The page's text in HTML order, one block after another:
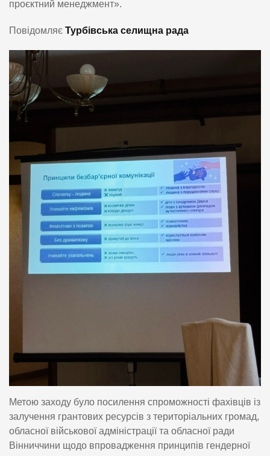
проєктний менеджмент».
Повідомляє Турбівська селищна рада
Метою заходу було посилення спроможності фахівців із
залучення грантових ресурсів з територіальних громад,
обласної військової адміністрації та обласної ради
Вінниччини щодо впровадження принципів гендерної